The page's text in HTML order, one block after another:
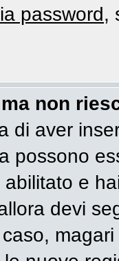
password,
non
di aver
possono
e
devi